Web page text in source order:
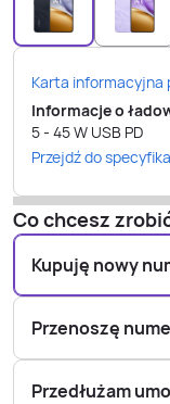
Karta informacyjna
Informacje o
5 - 45W USB PD
Przejdź do
Co chcesz
Kupuję nowy
Przenoszę
Przedłużam